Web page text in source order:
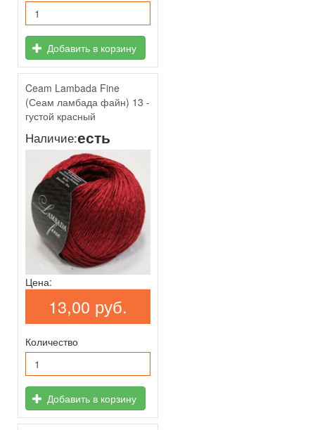
Добавить в корзину
Ceam Lambada Fine
(Сеам ламбада файн) 13 -
густой красный
Наличие:есть
Цена:
13,00 руб.
Количество
Добавить в корзину